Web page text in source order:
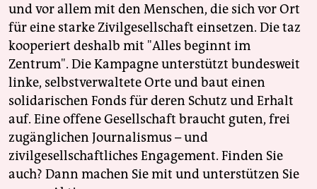
und vor allem mit den Menschen, die sich vor Ort
für eine starke Zivilgesellschaft einsetzen. Die taz
kooperiert deshalb mit "Alles beginnt im
Zentrum". Die Kampagne unterstützt bundesweit
linke, selbstverwaltete Orte und baut einen
solidarischen Fonds für deren Schutz und Erhalt
auf. Eine offene Gesellschaft braucht guten, frei
zugänglichen Journalismus – und
zivilgesellschaftliches Engagement. Finden Sie
auch? Dann machen Sie mit und unterstützen Sie